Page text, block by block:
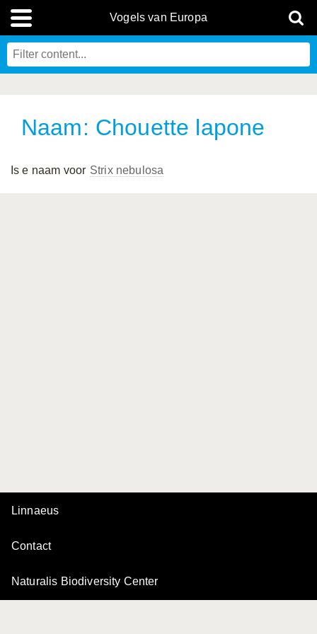
Vogels van Europa
Naam: Chouette lapone
Is e naam voor Strix nebulosa
Linnaeus
Contact
Naturalis Biodiversity Center